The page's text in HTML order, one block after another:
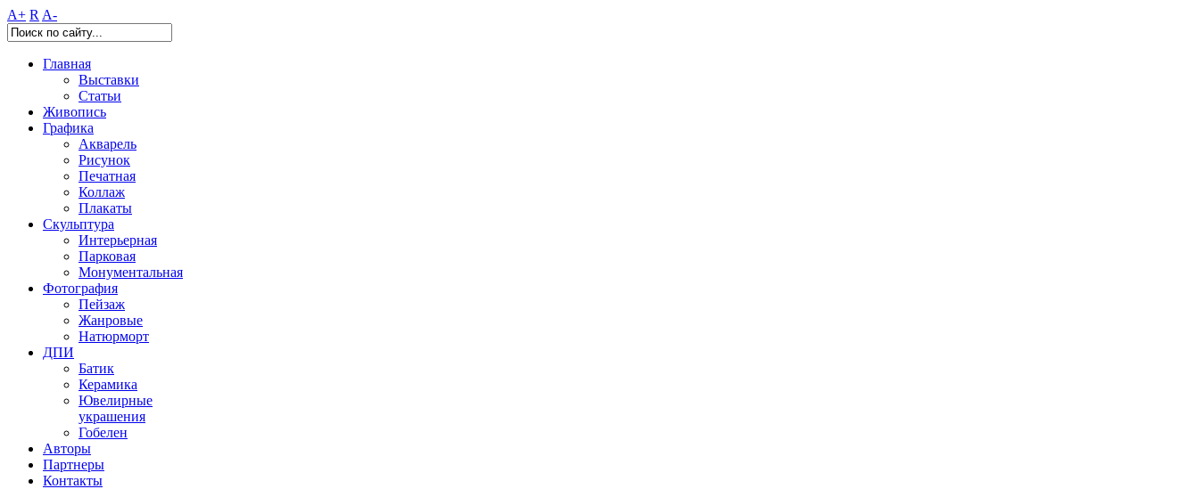
A+ R A-
Главная
Выставки
Статьи
Живопись
Графика
Акварель
Рисунок
Печатная
Коллаж
Плакаты
Скульптура
Интерьерная
Парковая
Монументальная
Фотография
Пейзаж
Жанровые
Натюрморт
ДПИ
Батик
Керамика
Ювелирные
украшения
Гобелен
Авторы
Партнеры
Контакты